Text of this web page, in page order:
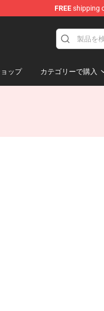
FREEshipping
ップ カテゴリーで購入